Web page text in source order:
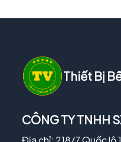
Thiết Bị
CÔNG TY TNHH